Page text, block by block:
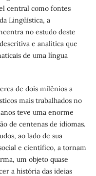
central como fontes
Lingüística, a
no estudo deste
e analítica que
de uma língua
de dois milênios a
mais trabalhados no
teve uma enorme
de centenas de idiomas.
ao lado de sua
e científico, a tornam
um objeto quase
a história das ideias